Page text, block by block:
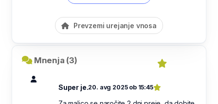
Prevzemi urejanje vnosa
Mnenja (3)
Super je.20. avg 2025 ob 15:45